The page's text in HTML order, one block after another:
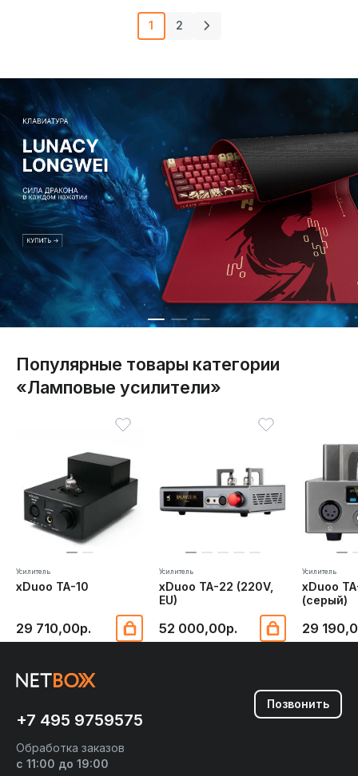
1 2
Популярные товары категории
«Ламповые усилители»
Усилитель
xDuoo TA-10
29 710,00р.
Усилитель
xDuoo TA-22 (220V,
EU)
52 000,00р.
Усилитель
xDuoo
(серый)
29
+7 495 9759575
Позвонить
Обработка заказов
с 11:00 до 19:00